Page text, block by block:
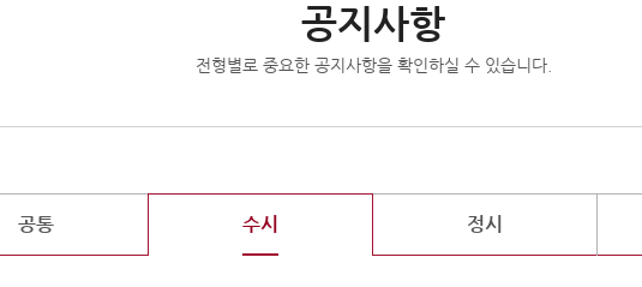
공지사항
전형별로 중요한 공지사항을 확인하실 수 있습니다.
공통 수시 정시